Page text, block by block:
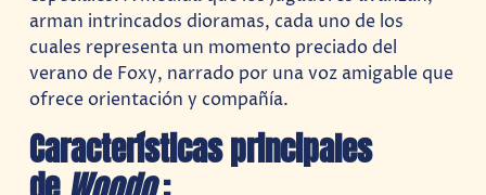
arman intrincados dioramas, cada uno de los
cuales representa un momento preciado del
verano de Foxy, narrado por una voz amigable que
ofrece orientación y compañía.
Características principales